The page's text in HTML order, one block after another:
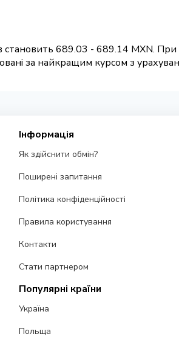
689.03 - 689.14 MXN. При
за найкращим курсом з
Інформація
Як здійснити обмін?
Поширені запитання
Політика конфіденційності
Правила користування
Контакти
Стати партнером
Популярні країни
Україна
Польща